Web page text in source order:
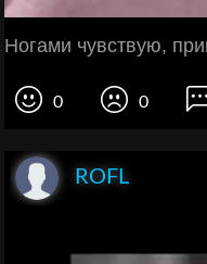
Ногами чувствую,
0 0
ROFL